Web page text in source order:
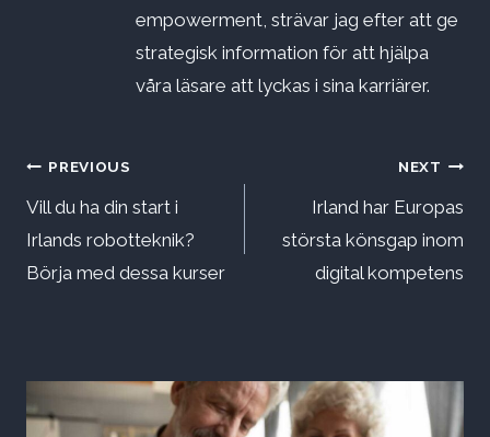
empowerment, strävar jag efter att ge
strategisk information för att hjälpa
våra läsare att lyckas i sina karriärer.
Inläggsnavigering
PREVIOUS
Vill du ha din start i
Irlands robotteknik?
Börja med dessa kurser
NEXT
Irland har Europas
största könsgap inom
digital kompetens